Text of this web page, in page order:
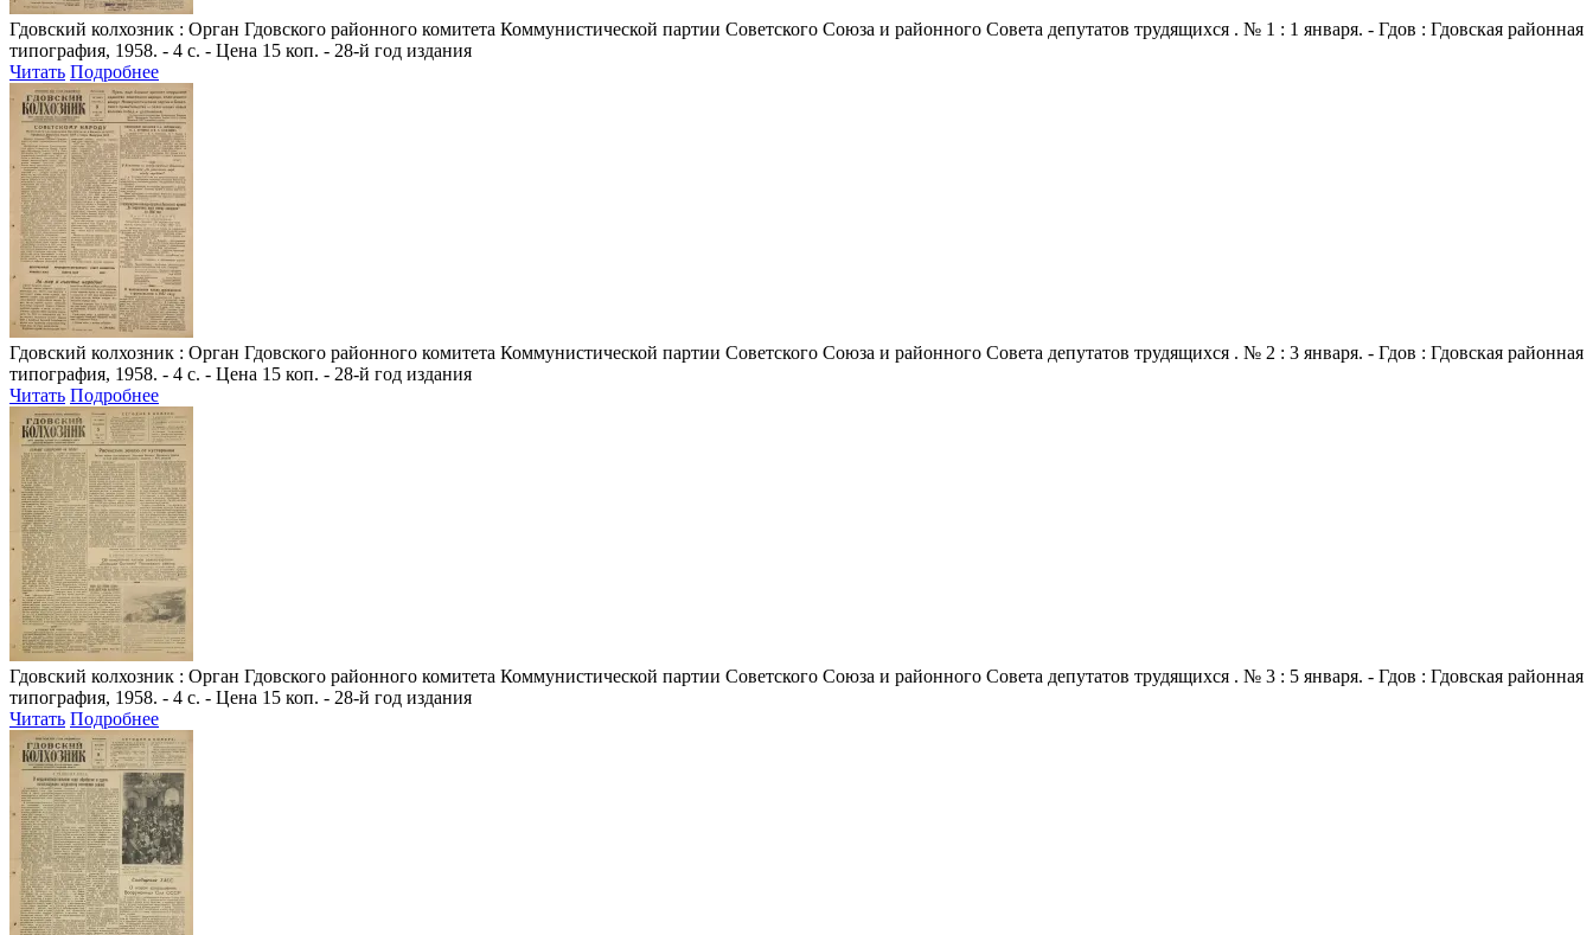
Гдовский колхозник : Орган Гдовского районного комитета Коммунистической партии Советского Союза и районного Совета депутатов трудящихся . № 1 : 1 января. - Гдов : Гдовская районная
типография, 1958. - 4 с. - Цена 15 коп. - 28-й год издания
Читать Подробнее
Гдовский колхозник : Орган Гдовского районного комитета Коммунистической партии Советского Союза и районного Совета депутатов трудящихся . № 2 : 3 января. - Гдов : Гдовская районная
типография, 1958. - 4 с. - Цена 15 коп. - 28-й год издания
Читать Подробнее
Гдовский колхозник : Орган Гдовского районного комитета Коммунистической партии Советского Союза и районного Совета депутатов трудящихся . № 3 : 5 января. - Гдов : Гдовская районная
типография, 1958. - 4 с. - Цена 15 коп. - 28-й год издания
Читать Подробнее